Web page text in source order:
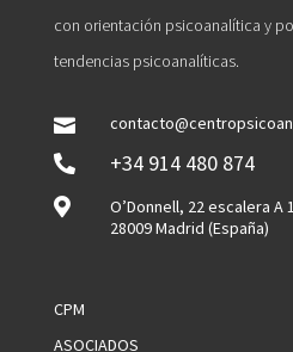
con orientación psicoanalítica y
tendencias psicoanalíticas.


+34 914 480 874

O’Donnell, 22 escalera A
28009 Madrid (España)
CPM
ASOCIADOS